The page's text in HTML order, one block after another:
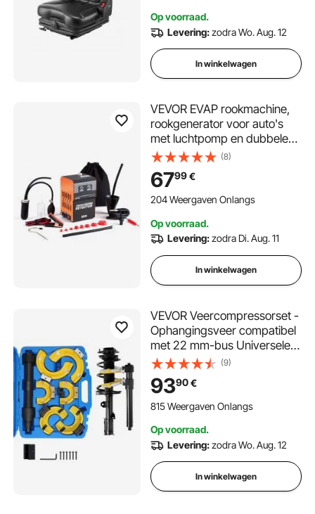
Op voorraad.
Levering:zodra Wo. Aug. 12
In winkelwagen
VEVOR EVAP rookmachine,
rookgenerator voor auto's
met luchtpomp en dubbele
luchtmodus, lekdetector voor
auto's, motoren en
vrachtwagens,
diagnoseapparaat voor
rookmachine,
lektestapparaat
(8)
6799€
204 Weergaven Onlangs
Op voorraad.
Levering:zodra Di. Aug. 11
In winkelwagen
VEVOR Veercompressorset -
Ophangingsveer compatibel
met 22 mm-bus Universele
veercompressor 4500 kg
draagvermogen Auto
Professionele
veercompressor
Veerpoten
(9)
9390€
815 Weergaven Onlangs
Op voorraad.
Levering:zodra Wo. Aug. 12
In winkelwagen